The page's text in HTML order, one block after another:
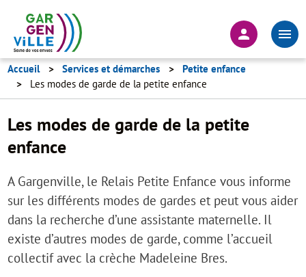
principal
En-
tête
-
Accueil Services et démarches
Petite enfance
Les modes de garde de la petite enfance
Les modes de garde de la petite
enfance
A Gargenville, le Relais Petite Enfance vous informe
sur les différents modes de gardes et peut vous aider
dans la recherche d’une assistante maternelle. Il
existe d’autres modes de garde, comme l’accueil
collectif avec la crèche Madeleine Bres.